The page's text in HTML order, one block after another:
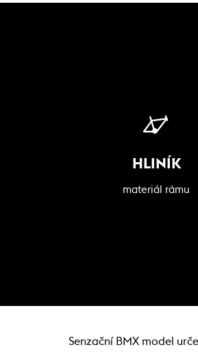
HLINÍK
materiál rámu
Senzační BMX model